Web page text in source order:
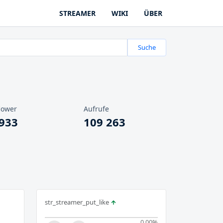
STREAMER WIKI ÜBER
Suche
Aufrufe
109 263
str_streamer_put_like